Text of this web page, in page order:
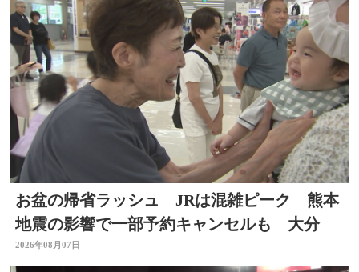
お盆の帰省ラッシュ JRは混雑ピーク 熊本
地震の影響で一部予約キャンセルも 大分
2026年08月07日